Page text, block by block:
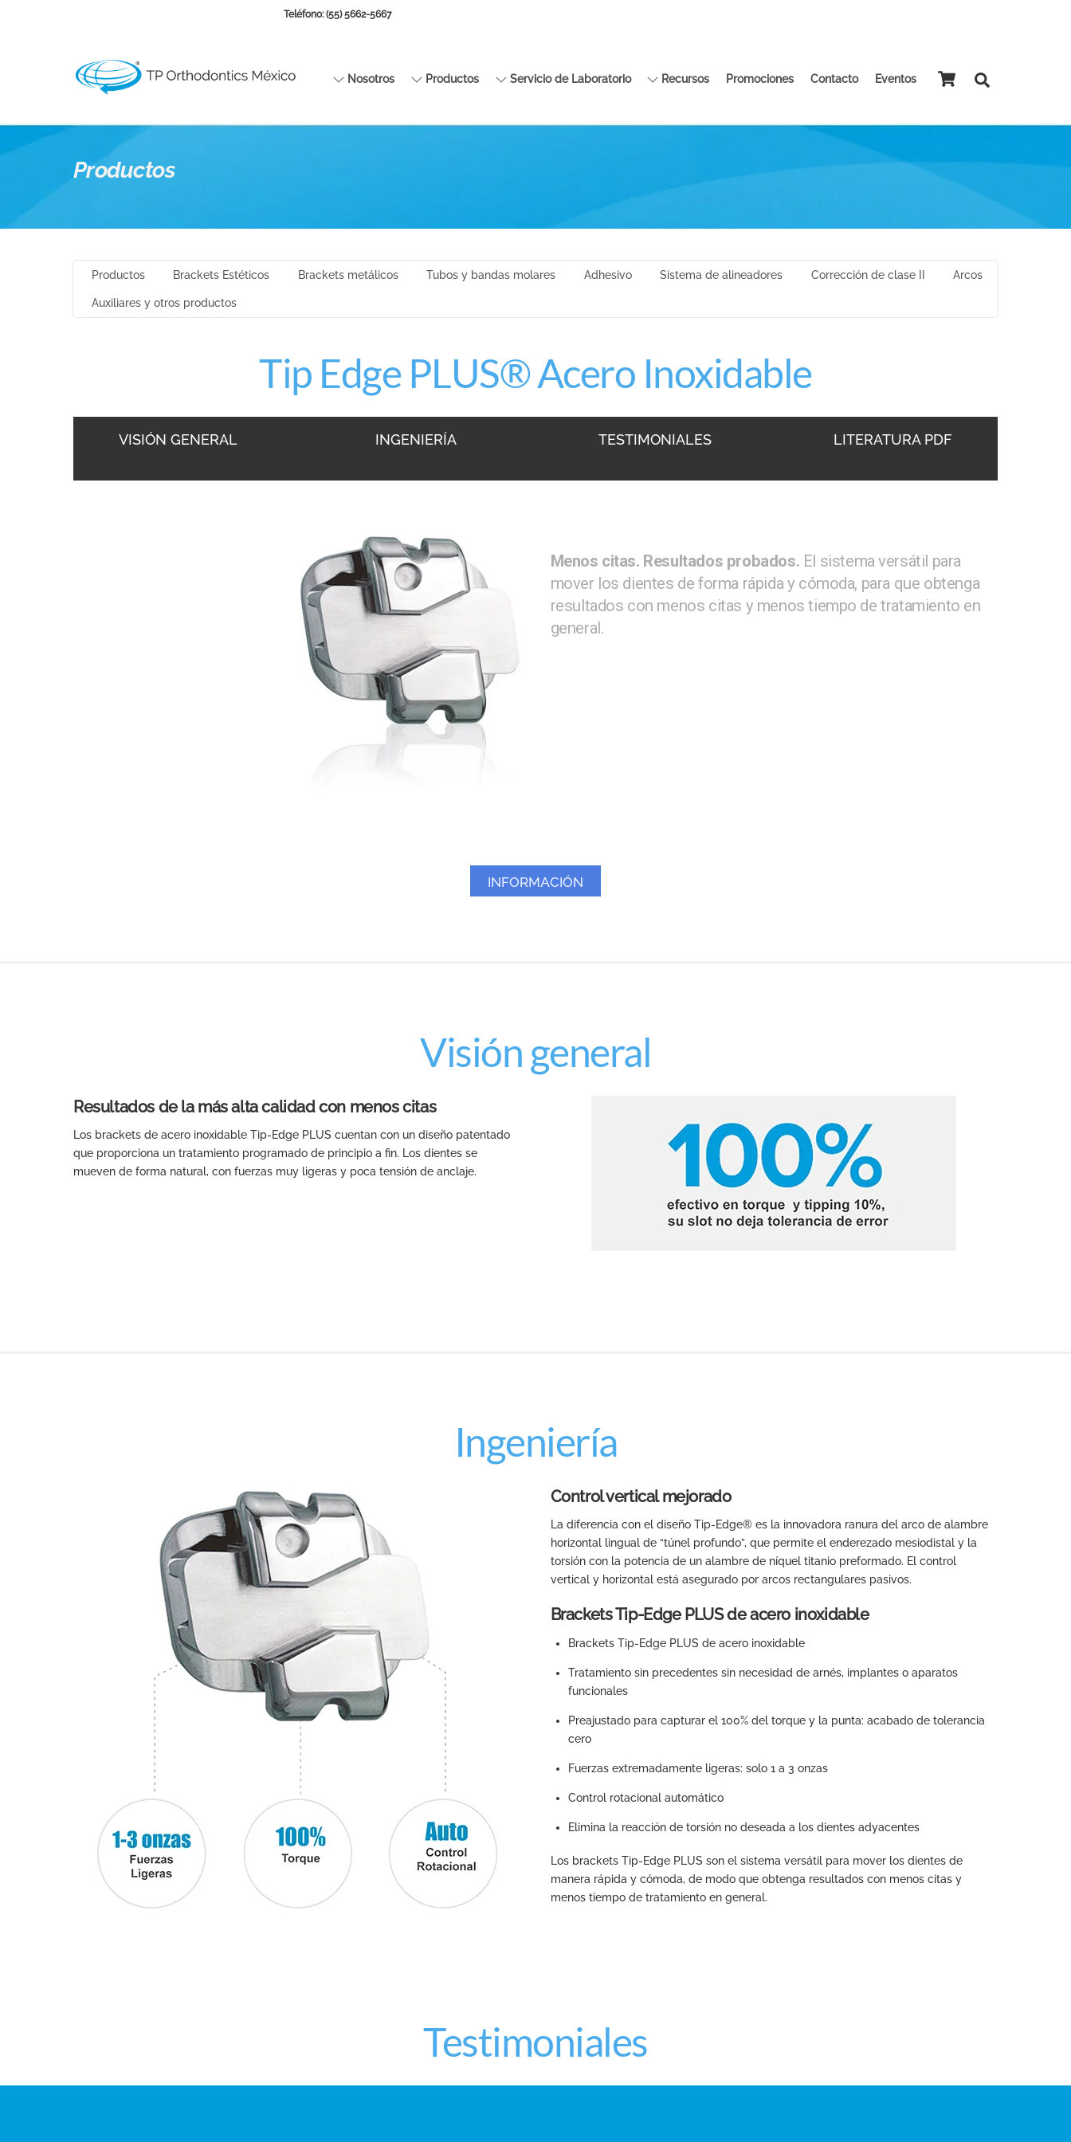
Teléfono: (55) 5662-5667
Nosotros Productos Servicio de Laboratorio Recursos Promociones Contacto Eventos
Productos
Productos Brackets Estéticos Brackets metálicos Tubos y bandas molares Adhesivo Sistema de alineadores Corrección de clase II Arcos
Auxiliares y otros productos
Tip Edge PLUS® Acero Inoxidable
VISIÓN GENERAL INGENIERÍA TESTIMONIALES LITERATURA PDF
Menos citas. Resultados probados. El sistema versátil para
mover los dientes de forma rápida y cómoda, para que obtenga
resultados con menos citas y menos tiempo de tratamiento en
general.
INFORMACIÓN
Visión general
Resultados de la más alta calidad con menos citas
Los brackets de acero inoxidable Tip-Edge PLUS cuentan con un diseño patentado
que proporciona un tratamiento programado de principio a fin. Los dientes se
mueven de forma natural, con fuerzas muy ligeras y poca tensión de anclaje.
Ingeniería
Control vertical mejorado
La diferencia con el diseño Tip-Edge® es la innovadora ranura del arco de alambre
horizontal lingual de “túnel profundo”, que permite el enderezado mesiodistal y la
torsión con la potencia de un alambre de níquel titanio preformado. El control
vertical y horizontal está asegurado por arcos rectangulares pasivos.
Brackets Tip-Edge PLUS de acero inoxidable
Brackets Tip-Edge PLUS de acero inoxidable
Tratamiento sin precedentes sin necesidad de arnés, implantes o aparatos
funcionales
Preajustado para capturar el 100% del torque y la punta: acabado de tolerancia
cero
Fuerzas extremadamente ligeras: solo 1 a 3 onzas
Control rotacional automático
Elimina la reacción de torsión no deseada a los dientes adyacentes
Los brackets Tip-Edge PLUS son el sistema versátil para mover los dientes de
manera rápida y cómoda, de modo que obtenga resultados con menos citas y
menos tiempo de tratamiento en general.
Testimoniales